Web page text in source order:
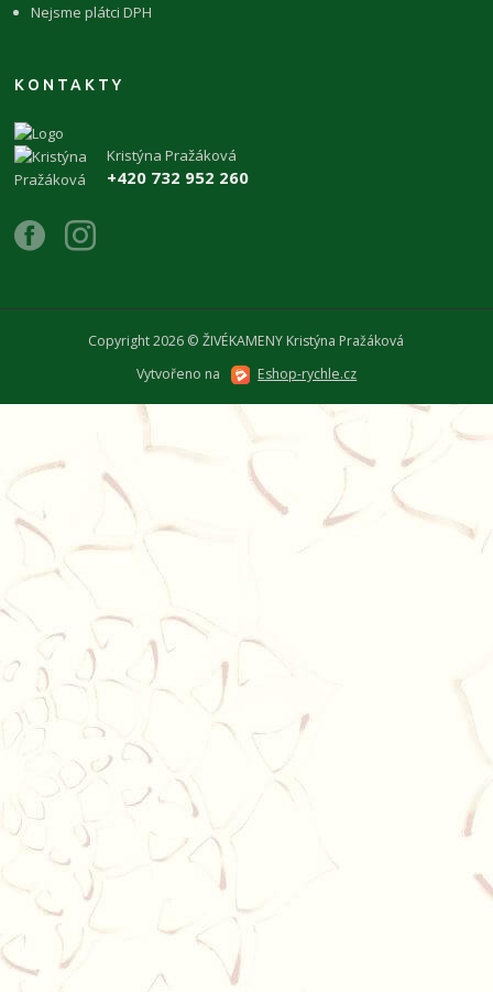
Nejsme plátci DPH
KONTAKTY
Kristýna Pražáková
+420 732 952 260
Copyright 2026 © ŽIVÉKAMENY Kristýna Pražáková
Vytvořeno na
Eshop-rychle.cz